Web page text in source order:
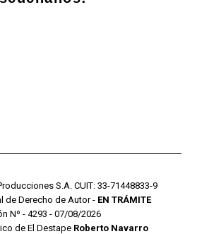
S.A. CUIT: 33-71448833-9
de Derecho de Autor - EN TRÁMITE
Nº - 4293 - 07/08/2026
de El Destape Roberto Navarro